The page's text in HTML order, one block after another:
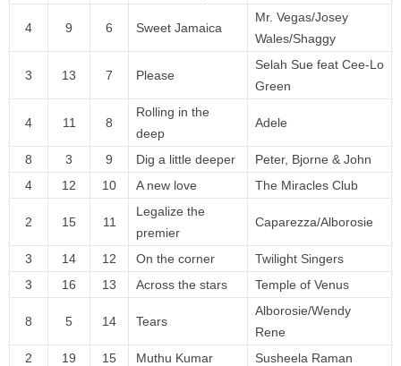
4 9 6 Sweet Jamaica
Mr. Vegas/Josey
Wales/Shaggy
3 13 7 Please
Selah Sue feat Cee-Lo
Green
4 11 8
Rolling in the
deep
Adele
8 3 9 Dig a little deeper
Peter, Bjorne & John
4
12 10 A new love The Miracles Club
2 15 11
Legalize the
premier
Caparezza/Alborosie
3 14 12 On the corner
Twilight Singers
3
16 13 Across the stars Temple of Venus
8 5 14 Tears
Alborosie/Wendy
Rene
2
19 15 Muthu Kumar Susheela Raman